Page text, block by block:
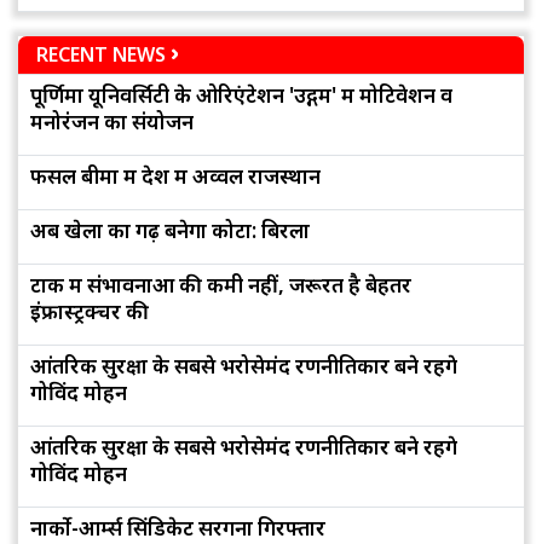
RECENT NEWS
पूर्णिमा यूनिवर्सिटी के ओरिएंटेशन 'उद्गम' में मोटिवेशन व
मनोरंजन का संयोजन
फसल बीमा में देश में अव्वल राजस्थान
अब खेलों का गढ़ बनेगा कोटा: बिरला
टोंक में संभावनाओं की कमी नहीं, जरूरत है बेहतर
इंफ्रास्ट्रक्चर की
आंतरिक सुरक्षा के सबसे भरोसेमंद रणनीतिकार बने रहेंगे
गोविंद मोहन
आंतरिक सुरक्षा के सबसे भरोसेमंद रणनीतिकार बने रहेंगे
गोविंद मोहन
नार्को-आर्म्स सिंडिकेट सरगना गिरफ्तार